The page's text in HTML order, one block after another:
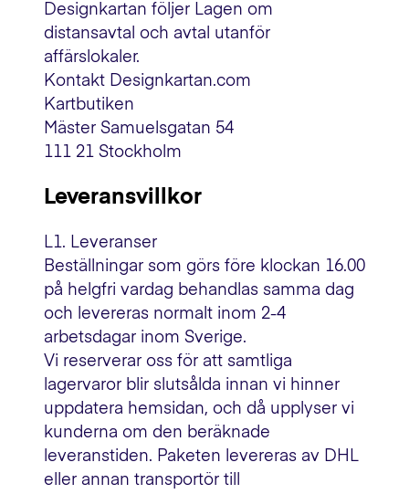
Designkartan följer Lagen om
distansavtal och avtal utanför
affärslokaler.
Kontakt Designkartan.com
Kartbutiken
Mäster Samuelsgatan 54
111 21 Stockholm
Leveransvillkor
L1. Leveranser
Beställningar som görs före klockan 16.00
på helgfri vardag behandlas samma dag
och levereras normalt inom 2-4
arbetsdagar inom Sverige.
Vi reserverar oss för att samtliga
lagervaror blir slutsålda innan vi hinner
uppdatera hemsidan, och då upplyser vi
kunderna om den beräknade
leveranstiden. Paketen levereras av DHL
eller annan transportör till